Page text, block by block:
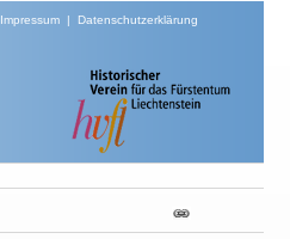
Impressum| Datenschutzerklärung